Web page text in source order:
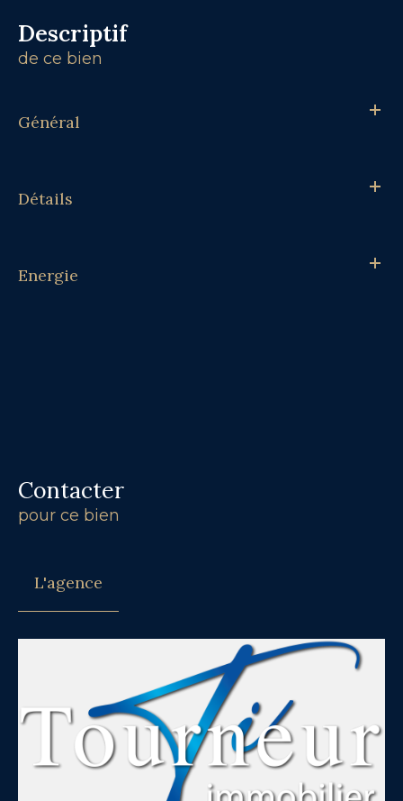
descriptif
de ce bien
Général
Détails
Energie
Contacter
pour ce bien
L'agence